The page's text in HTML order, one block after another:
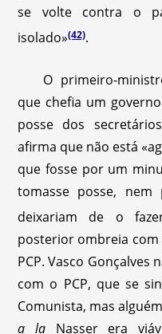
se volte contra o
isolado»(42).
O primeiro-
que chefia um
posse dos
afirma que não está
que fosse por um
tomasse posse,
deixariam de o
posterior ombreia
PCP. Vasco
com o PCP, que se
Comunista, mas
a laNasser era